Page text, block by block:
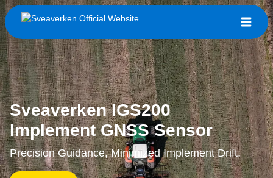
Sveaverken IGS200
Implement GNSS Sensor
Precision Guidance, Minimized Implement Drift.